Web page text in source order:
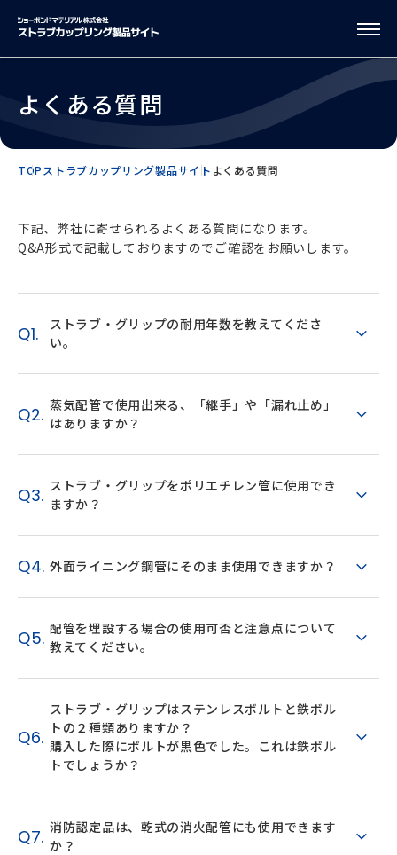
よくある質問
TOP ストラブカップリング製品サイト よくある質問
下記、弊社に寄せられるよくある質問になります。
Q&A形式で記載しておりますのでご確認をお願いします。
Q1.
ストラブ・グリップの耐用年数を教えてくださ
い。
Q2. 蒸気配管で使用出来る、「継手」や「漏れ止め」
はありますか？
Q3. ストラブ・グリップをポリエチレン管に使用でき
ますか？
Q4. 外面ライニング鋼管にそのまま使用できますか？
Q5. 配管を埋設する場合の使用可否と注意点について
教えてください。
Q6.
ストラブ・グリップはステンレスボルトと鉄ボル
トの２種類ありますか？
購入した際にボルトが黒色でした。これは鉄ボル
トでしょうか？
Q7. 消防認定品は、乾式の消火配管にも使用できます
か？